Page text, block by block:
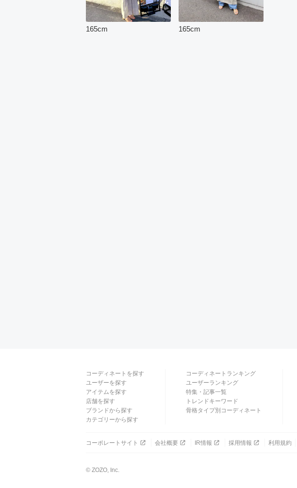
165cm 165cm
コーディネートを探す
ユーザーを探す
アイテムを探す
店舗を探す
ブランドから探す
カテゴリーから探す
コーディネートランキング
ユーザーランキング
特集・記事一覧
トレンドキーワード
骨格タイプ別コーディネート
コーポレートサイト 会社概要 IR情報 採用情報 利用規約
© ZOZO, Inc.